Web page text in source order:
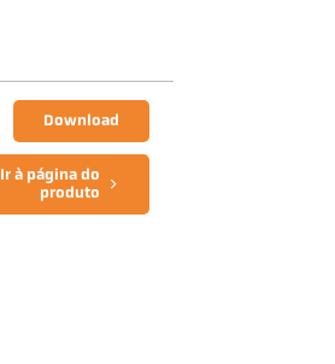
Download
Ir à página do
produto